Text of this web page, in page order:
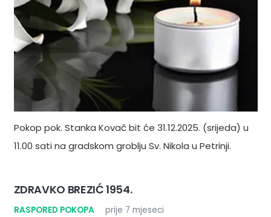
Pokop pok. Stanka Kovač bit će 31.12.2025. (srijeda) u
11.00 sati na gradskom groblju Sv. Nikola u Petrinji.
ZDRAVKO BREZIĆ 1954.
RASPORED POKOPA prije 7 mjeseci